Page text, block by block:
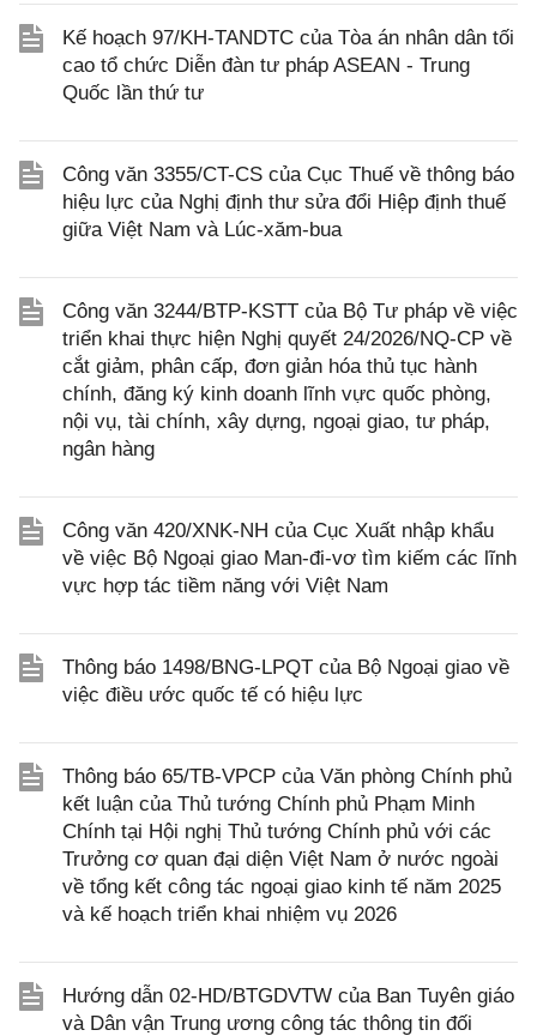
Kế hoạch 97/KH-TANDTC của Tòa án nhân dân tối
cao tổ chức Diễn đàn tư pháp ASEAN - Trung
Quốc lần thứ tư
Công văn 3355/CT-CS của Cục Thuế về thông báo
hiệu lực của Nghị định thư sửa đổi Hiệp định thuế
giữa Việt Nam và Lúc-xăm-bua
Công văn 3244/BTP-KSTT của Bộ Tư pháp về việc
triển khai thực hiện Nghị quyết 24/2026/NQ-CP về
cắt giảm, phân cấp, đơn giản hóa thủ tục hành
chính, đăng ký kinh doanh lĩnh vực quốc phòng,
nội vụ, tài chính, xây dựng, ngoại giao, tư pháp,
ngân hàng
Công văn 420/XNK-NH của Cục Xuất nhập khẩu
về việc Bộ Ngoại giao Man-đi-vơ tìm kiếm các lĩnh
vực hợp tác tiềm năng với Việt Nam
Thông báo 1498/BNG-LPQT của Bộ Ngoại giao về
việc điều ước quốc tế có hiệu lực
Thông báo 65/TB-VPCP của Văn phòng Chính phủ
kết luận của Thủ tướng Chính phủ Phạm Minh
Chính tại Hội nghị Thủ tướng Chính phủ với các
Trưởng cơ quan đại diện Việt Nam ở nước ngoài
về tổng kết công tác ngoại giao kinh tế năm 2025
và kế hoạch triển khai nhiệm vụ 2026
Hướng dẫn 02-HD/BTGDVTW của Ban Tuyên giáo
và Dân vận Trung ương công tác thông tin đối